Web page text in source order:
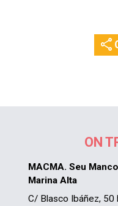
share
ON
MACMA. Seu
Marina Alta
C/ Blasco Ibáñez, 50